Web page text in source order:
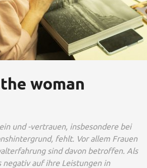
woman
und -vertrauen, insbesondere bei
fehlt. Vor allem Frauen
sind davon betroffen. Als
negativ auf ihre Leistungen in